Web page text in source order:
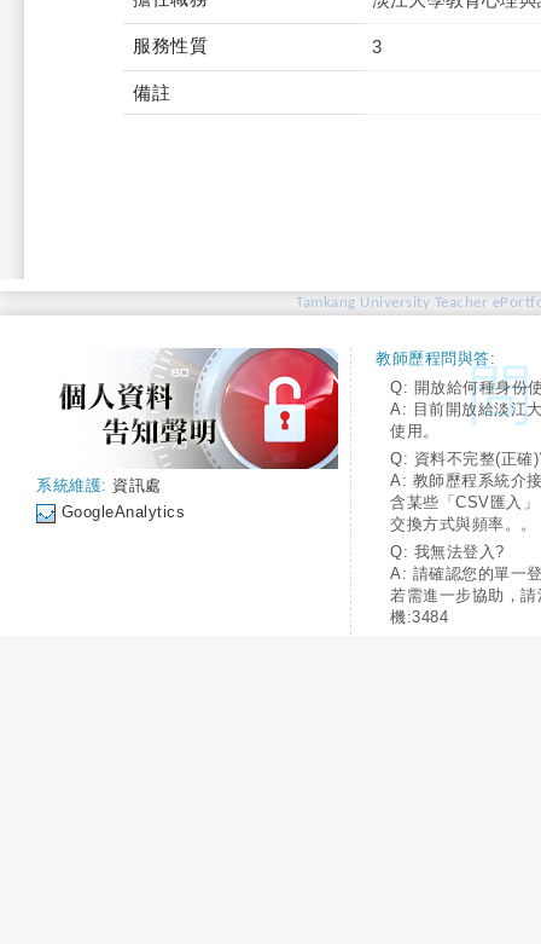
服務性質 3
備註
Tamkang University Teacher
系統維護: 資訊處
GoogleAnalytics
教師歷程問與答:
Q: 開放給何種身份
A: 目前開放給淡江
使用。
Q: 資料不完整(正確
A: 教師歷程系統介
含某些「CSV匯入
交換方式與頻率。。
Q: 我無法登入?
A: 請確認您的單一
若需進一步協助，
機:3484